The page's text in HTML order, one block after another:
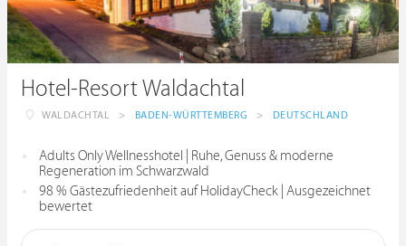
Hotel-Resort Waldachtal
WALDACHTAL > BADEN-WÜRTTEMBERG > DEUTSCHLAND
Adults Only Wellnesshotel | Ruhe, Genuss & moderne
Regeneration im Schwarzwald
98 % Gästezufriedenheit auf HolidayCheck | Ausgezeichnet
bewertet